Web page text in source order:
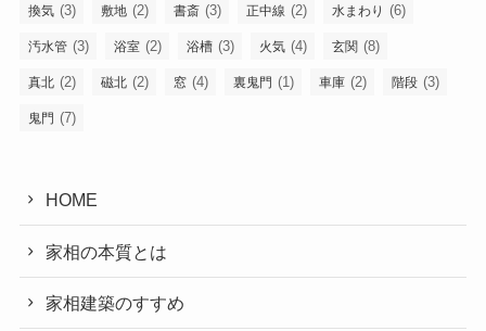
換気 (3) 敷地 (2) 書斎 (3) 正中線 (2) 水まわり (6)
汚水管 (3) 浴室 (2) 浴槽 (3) 火気 (4) 玄関 (8)
真北 (2) 磁北 (2) 窓 (4) 裏鬼門 (1) 車庫 (2) 階段 (3)
鬼門 (7)
HOME
家相の本質とは
家相建築のすすめ